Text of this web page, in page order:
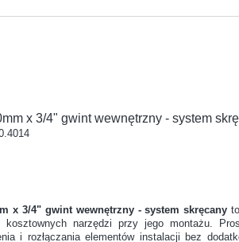
x 3/4" gwint wewnętrzny - system
x 3/4" gwint wewnętrzny - system skręcany
kosztownych narzędzi przy jego montażu.
i rozłączania elementów instalacji bez